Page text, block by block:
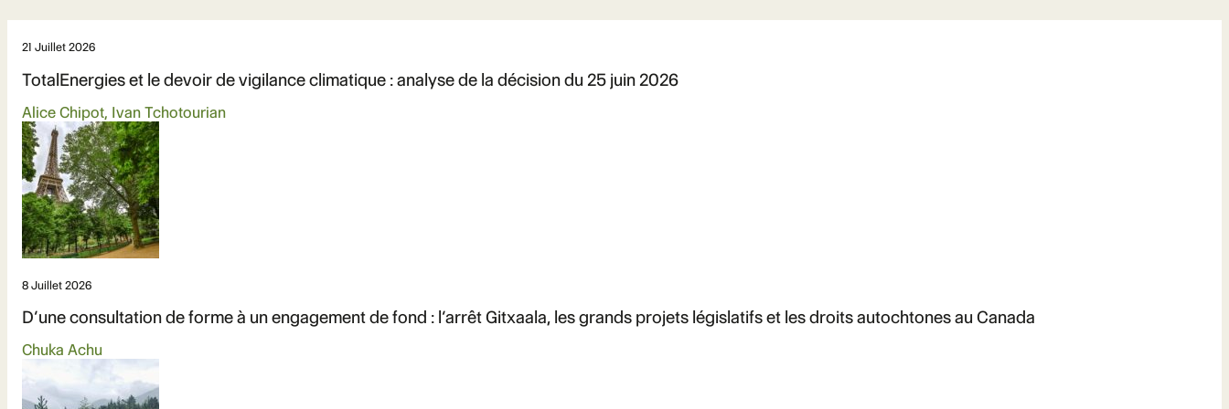
21 Juillet 2026
TotalEnergies et le devoir de vigilance climatique : analyse de la décision du 25 juin 2026
Alice Chipot, Ivan Tchotourian
8 Juillet 2026
D’une consultation de forme à un engagement de fond : l’arrêt Gitxaala, les grands projets législatifs et les droits autochtones au Canada
Chuka Achu